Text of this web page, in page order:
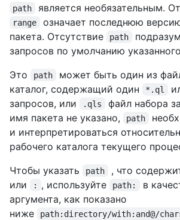
path является необязательным.
range
означает последнюю
пакета. Отсутствие
path
запросов по умолчанию
Это
path
может быть один из
каталог, содержащий один
*.ql
запросов, или
.qls
файл набора
имя пакета не указано,
path
и интерпретироваться
рабочего каталога текущего
Чтобы указать
path , что
или : , используйте path:
в
аргумента, как показано
ниже
path:directory/with:and@/